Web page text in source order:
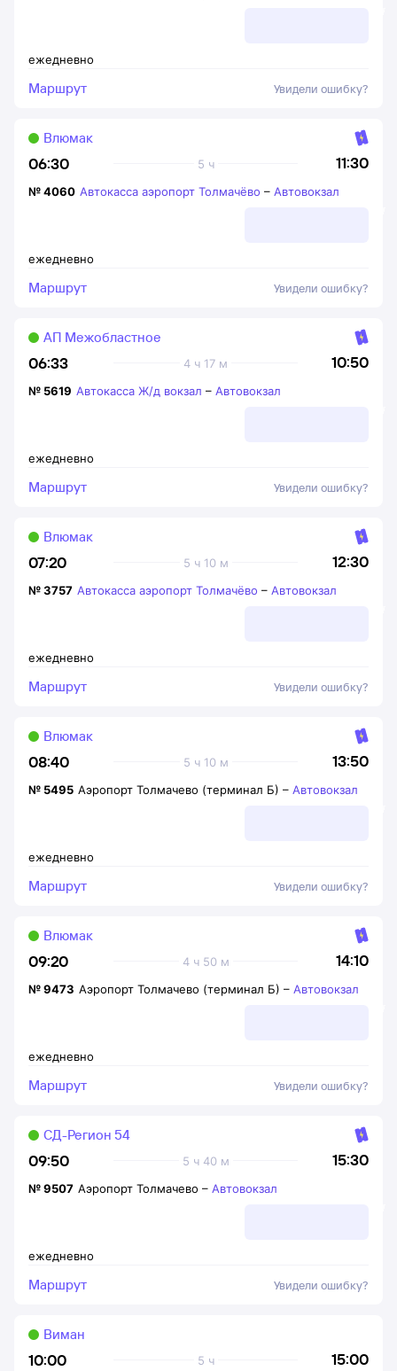
ежедневно
Маршрут Увидели ошибку?
06:30 11:30
5 ч
Влюмак
ежедневно
№4060 Автокасса аэропорт Толмачёво – Автовокзал
Маршрут Увидели ошибку?
06:33 10:50
4 ч 17 м
АП Межобластное
ежедневно
№ 5619 Автокасса Ж/д вокзал – Автовокзал
Маршрут Увидели ошибку?
07:20 12:30
5 ч 10 м
Влюмак
ежедневно
№3757 Автокасса аэропорт Толмачёво – Автовокзал
Маршрут Увидели ошибку?
08:40 13:50
5 ч 10 м
Влюмак
ежедневно
№ 5495 Аэропорт Толмачево (терминал Б) – Автовокзал
Маршрут Увидели ошибку?
09:20 14:10
4 ч 50 м
Влюмак
ежедневно
№9473 Аэропорт Толмачево (терминал Б) – Автовокзал
Маршрут Увидели ошибку?
09:50 15:30
5 ч 40 м
СД-Регион 54
ежедневно
№9507 Аэропорт Толмачево – Автовокзал
Маршрут Увидели ошибку?
10:00 15:00
5 ч
Виман